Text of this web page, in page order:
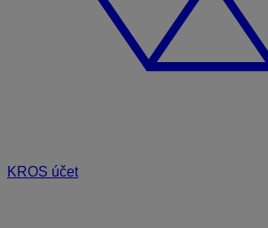
KROS účet